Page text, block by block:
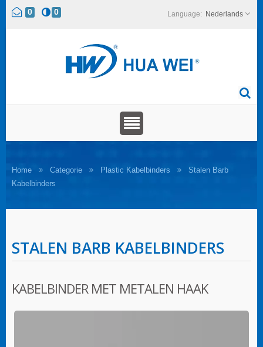
0 0 Nederlands
Home Categorie Plastic Kabelbinders
Stalen Barb
Kabelbinders
STALEN BARB KABELBINDERS
KABELBINDER MET METALEN HAAK